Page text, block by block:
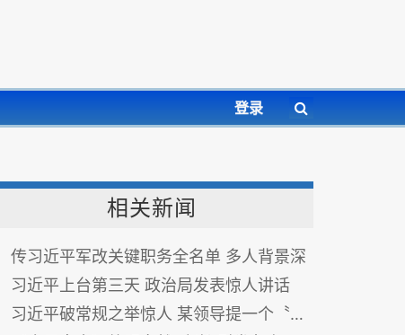
登录
相关新闻
传习近平军改关键职务全名单 多人背景深
习近平上台第三天 政治局发表惊人讲话
习近平破常规之举惊人 某领导提一个〝央求〞